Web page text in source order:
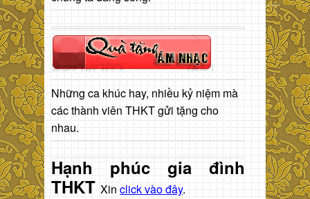
Những ca khúc hay, nhiều kỷ niệm mà
các thành viên THKT gửi tặng cho
nhau.
Hạnh phúc gia đình
THKT Xin click vào đây.